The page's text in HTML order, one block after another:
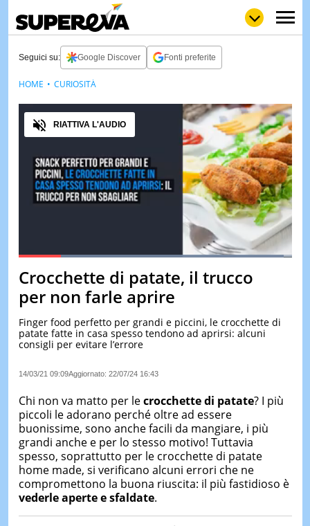
LOLGULP
LOVE
WOW
POP
NEWS
STORIE
VIDEO
& TV
QUIZ
&
TEST
LE
Seguici su: Google Discover Fonti preferite
PauseUnmute
Loaded:97.13%
Audio
RIATTIVA L'AUDIO
Crocchette di patate, il trucco
per non farle aprire
Finger food perfetto per grandi e piccini, le crocchette di
patate fatte in casa spesso tendono ad aprirsi: alcuni
consigli per evitare l’errore
14/03/21 09:09Aggiornato: 22/07/24 16:43
HOME CURIOSITÀ
Chi non va matto per lecrocchette di patate? I più
piccoli le adorano perché oltre ad essere
buonissime, sono anche facili da mangiare, i più
grandi anche e per lo stesso motivo! Tuttavia
spesso, soprattutto per le crocchette di patate
home made, si verificano alcuni errori che ne
compromettono la buona riuscita: il più fastidioso è
vederle aperte e sfaldate.